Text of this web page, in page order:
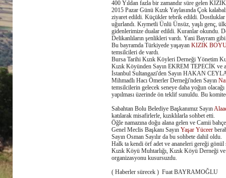
400 Yıldan fazla bir zamandır süre gelen
2015 Pazar Günü Kızık Yaylasında Çok
ziyaret edildi. Küçükler tebrik edildi. Dostluklar
uğurlandı. Kıymetli Ünlü Ünsüz, yaşlı genç,
gidenlerimize dualar edildi. Kuranlar okundu.
Delikanlıların şenlikleri vardı. Yani Bayram gibi
Bu bayramda Türkiyede yaşayan KIZIK
temsilcileri de vardı.
Bursa Tarihi Kızık Köyleri Derneği Yönetim
Kızık Köyünden Sayın EKREM TEPECİK
İstanbul Sultangazi'den Sayın HAKAN
Mihmadlı Hacı Ömerler Derneği'nden Sayın
temsilcilerin gelecek seneye daha yoğun
yapılması üzerinde ön teklif sunuldu. Bu
Sabahtan Bolu Belediye Başkanımız Sayın
katılarak misafirlerle, kızıklılarla sohbet etti.
Öğle namazına doğu alana gelen ve Camii
Genel Meclis Başkanı Sayın Yaşar Yüceer
Sayın Osman Sayılır da bu sohbete dahil oldu.
Halk ta kendi örf adet ve ananeleri gereği
Kızık Köyü Muhtarlığı, Kızık Köyü Derneği
organizasyonu kusursuzdu.
( Haberler sürecek ) Fuat BAYRAMOĞLU